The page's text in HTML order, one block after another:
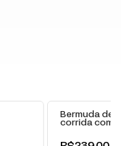
Bermuda de
corrida com